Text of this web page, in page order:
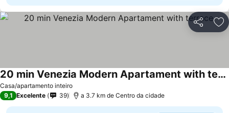
Partilhar
Casa/apartamento inteiro
20 min Venezia Modern Apartament with terrace
9,1 Excelente 39 a 3.7 km de Centro da cidade